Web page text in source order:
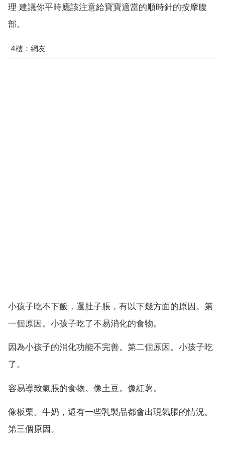
理 建議你平時應該注意給寶寶適當的順時針的按摩腹
部。
4樓：網友
小孩子吃不下飯，還肚子脹，有以下幾方面的原因。第
一個原因。小孩子吃了不易消化的食物。
因為小孩子的消化功能不完善。第二個原因。小孩子吃
了。
容易導致氣脹的食物。像土豆。像紅薯。
像板栗。牛奶，還有一些乳製品都會出現氣脹的情況。
第三個原因。